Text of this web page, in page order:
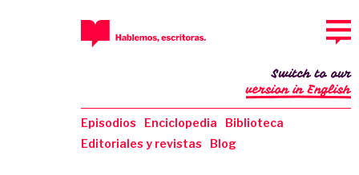
Episodios Enciclopedia
Biblioteca
Editoriales y revistas
Blog
Switch to our
version in English